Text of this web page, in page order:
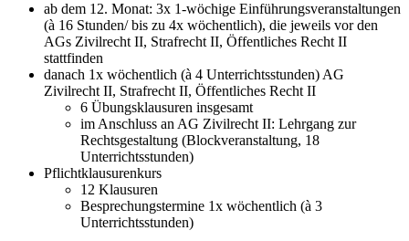
ab dem 12. Monat: 3x 1-wöchige Einführungsveranstaltungen
(à 16 Stunden/ bis zu 4x wöchentlich), die jeweils vor den
AGs Zivilrecht II, Strafrecht II, Öffentliches Recht II
stattfinden
danach 1x wöchentlich (à 4 Unterrichtsstunden) AG
Zivilrecht II, Strafrecht II, Öffentliches Recht II
6 Übungsklausuren insgesamt
im Anschluss an AG Zivilrecht II: Lehrgang zur
Rechtsgestaltung (Blockveranstaltung, 18
Unterrichtsstunden)
Pflichtklausurenkurs
12 Klausuren
Besprechungstermine 1x wöchentlich (à 3
Unterrichtsstunden)